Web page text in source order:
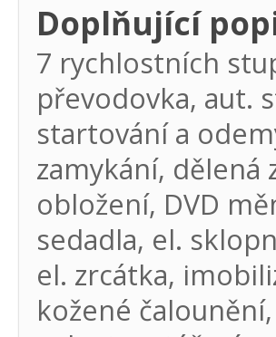
Doplňující
7 rychlostních
převodovka, aut.
startování a
zamykání, dělená
obložení, DVD
sedadla, el.
el. zrcátka,
kožené